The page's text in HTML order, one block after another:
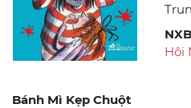
Hội
Bánh Mì Kẹp Chuột